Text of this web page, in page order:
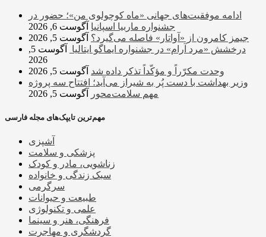
ادامه موفقیت‌های جهانی «ماه کوچولوی من»؛ حضور در
جشنواره ماربیا اسپانیا آگوست 6, 2026
جیمز کامرون از «آواتار» فاصله می‌گیرد؟ آگوست 5, 2026
درخشش «مرد آرام» در جشنواره ایماگو ایتالیا
آگوست 5,
2026
وحدت مکرّراً و مؤکّداً تذکر داده شد آگوست 5, 2026
وزیر بهداشت با دست پُر به شیراز می‌آید؛ افتتاح سه پروژه
مهم سلامت‌محور
آگوست 5, 2026
مهم‌ترین تایپک‌های مجله فارسی
آشپزی
پزشکی و سلامت
زناشویی، مادر و کودک
سبک زندگی و خانواده
سرگرمی
طبیعت و حیوانات
علمی و تکنولوژی
فرهنگی، هنر و سینما
گردشگری و مهاجرت